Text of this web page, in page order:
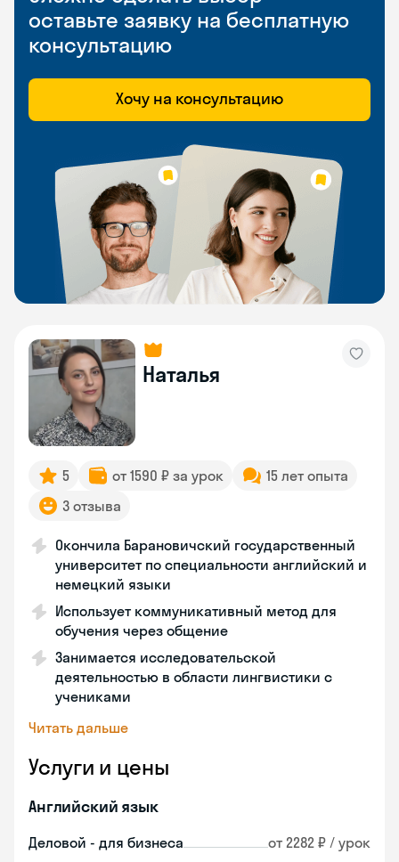
оставьте заявку на бесплатную
консультацию
Хочу на консультацию
Наталья
5 от 1590 ₽ за урок
15 лет опыта
3 отзыва
Окончила Барановичский государственный
университет по специальности английский и
немецкий языки
Использует коммуникативный метод для
обучения через общение
Занимается исследовательской
деятельностью в области лингвистики с
учениками
Читать дальше
Услуги и цены
Английский язык
Деловой - для бизнеса от 2282 ₽ / урок